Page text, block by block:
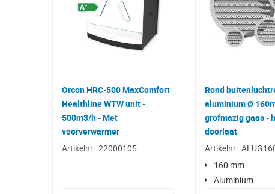
Orcon HRC-500 MaxComfort
Healthline WTW unit -
500m3/h - Met
voorverwarmer
Artikelnr.: 22000105
Rond
aluminium Ø
grofmazig gaas -
doorlaat
Artikelnr.:
160 mm
Aluminium